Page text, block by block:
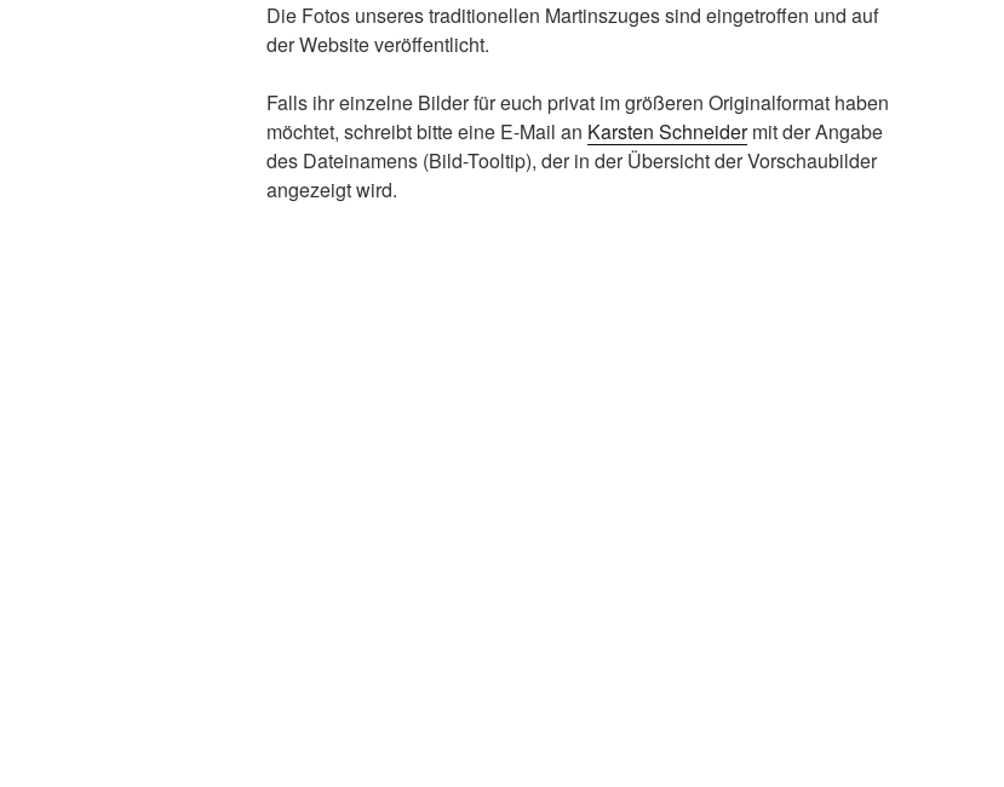
Die Fotos unseres traditionellen Martinszuges sind eingetroffen und auf
der Website veröffentlicht.
Falls ihr einzelne Bilder für euch privat im größeren Originalformat haben
möchtet, schreibt bitte eine E-Mail an Karsten Schneidermit der Angabe
des Dateinamens (Bild-Tooltip), der in der Übersicht der Vorschaubilder
angezeigt wird.